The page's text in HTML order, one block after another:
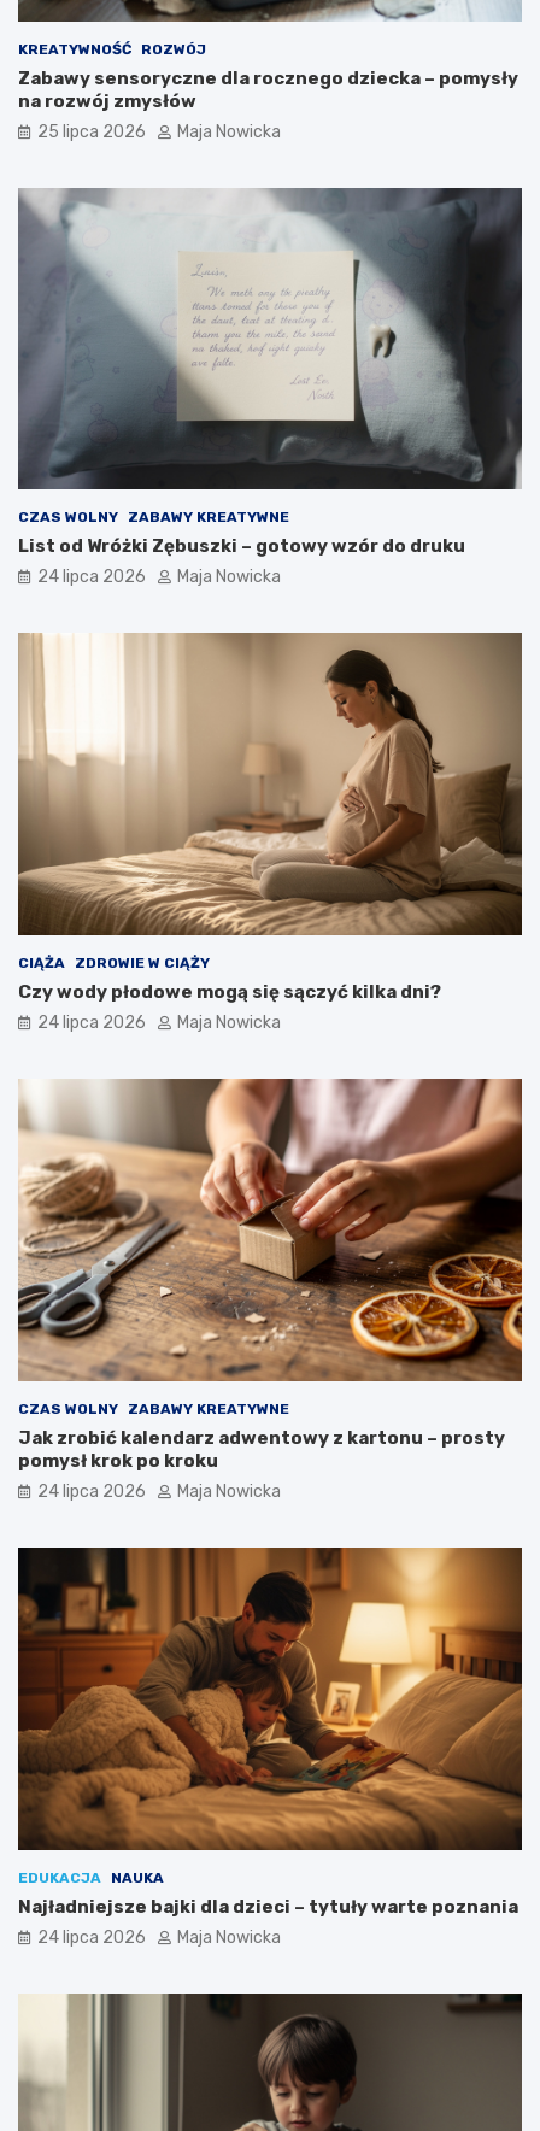
KREATYWNOŚĆ ROZWÓJ
Zabawy sensoryczne dla rocznego dziecka – pomysły
na rozwój zmysłów
25 lipca 2026 Maja Nowicka
CZAS WOLNY ZABAWY KREATYWNE
List od Wróżki Zębuszki – gotowy wzór do druku
24 lipca 2026 Maja Nowicka
CIĄŻA ZDROWIE W CIĄŻY
Czy wody płodowe mogą się sączyć kilka dni?
24 lipca 2026 Maja Nowicka
CZAS WOLNY ZABAWY KREATYWNE
Jak zrobić kalendarz adwentowy z kartonu – prosty
pomysł krok po kroku
24 lipca 2026 Maja Nowicka
EDUKACJA NAUKA
Najładniejsze bajki dla dzieci – tytuły warte poznania
24 lipca 2026 Maja Nowicka